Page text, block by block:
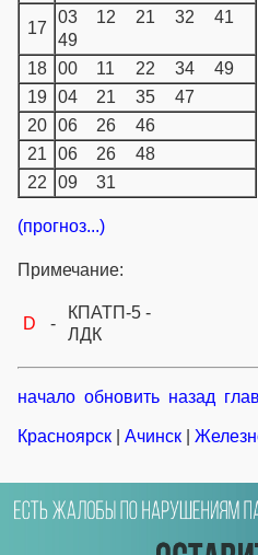
17
03 12 21 32
41
49
18
00 11 22 34
49
19
04 21 35
47
20
06 26
46
21
06 26
48
22
09 31
(прогноз...)
Примечание:
D -
КПАТП-5 -
ЛДК
начало обновить назад
Красноярск Ачинск